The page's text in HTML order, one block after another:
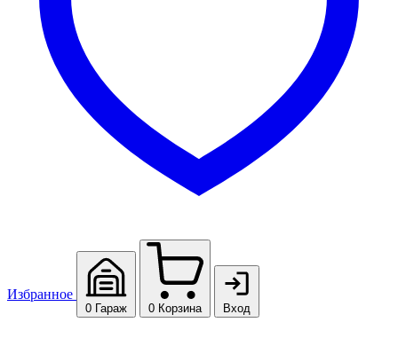
Избранное
0 Гараж 0 Корзина Вход